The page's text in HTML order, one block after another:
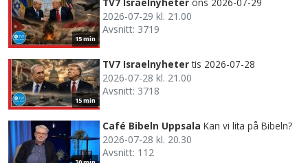
15 min
TV7 Israelnyheter ons 2026-07-29
2026-07-29 kl. 21.00
Avsnitt: 3719
15 min
TV7 Israelnyheter tis 2026-07-28
2026-07-28 kl. 21.00
Avsnitt: 3718
Café Bibeln Uppsala Kan vi lita på Bibeln?
2026-07-28 kl. 20.30
Avsnitt: 112